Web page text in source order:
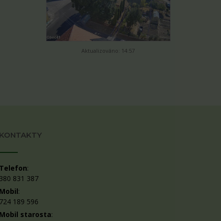
Aktualizováno: 14:57
:
831 387
:
189 596
starosta: